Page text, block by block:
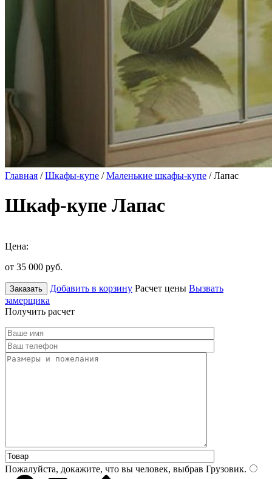
Главная /Шкафы-купе /Маленькие шкафы-купе / Лапас
Шкаф-купе Лапас
Цена:
от 35 000 руб.
Заказать Добавить в корзину Расчет цены Вызвать
замерщика
Получить расчет
Пожалуйста, докажите, что вы человек, выбрав Грузовик.